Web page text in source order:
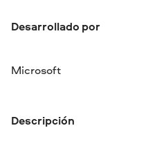
Desarrollado por
Microsoft
Descripción